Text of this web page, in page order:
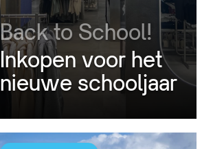
Back to School!
Inkopen voor het
nieuwe schooljaar